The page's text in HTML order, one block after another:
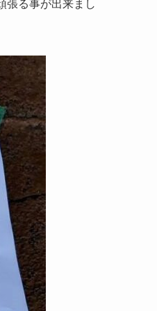
張る事が出来まし